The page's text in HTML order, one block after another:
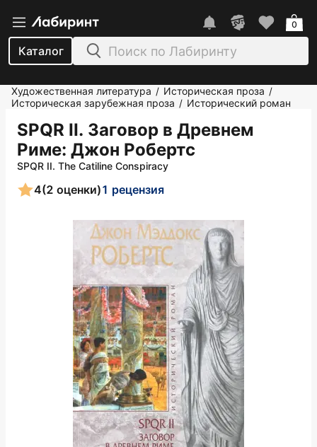
Каталог
0
Художественная литература / Историческая проза /
Историческая зарубежная проза / Исторический роман
SPQR II. Заговор в Древнем
Риме: Джон Робертс
SPQR II. The Catiline Conspiracy
4(2 оценки)1 рецензия